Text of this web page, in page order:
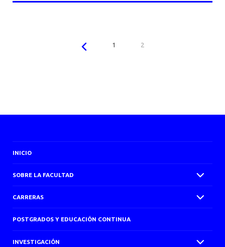
1 2
INICIO
SOBRE LA FACULTAD
CARRERAS
POSTGRADOS Y EDUCACIÓN CONTINUA
INVESTIGACIÓN